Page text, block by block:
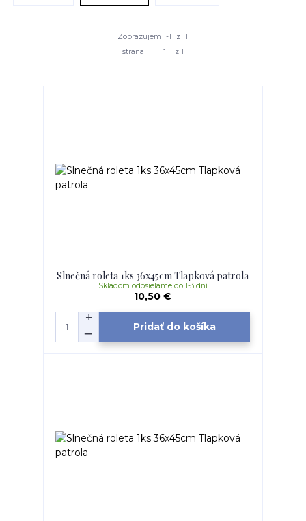
Zobrazujem 1-11 z 11
strana
z 1
Slnečná roleta 1ks 36x45cm Tlapková patrola
10,50 €
Skladom odosielame do 1-3 dní
Pridať do košíka